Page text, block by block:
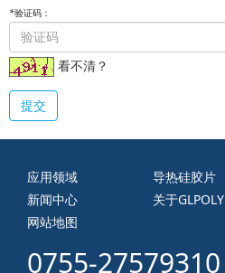
*验证码：
看不清？
提交
应用领域 导热硅胶片
新闻中心
关于GLPOLY
网站地图
0755-27579310